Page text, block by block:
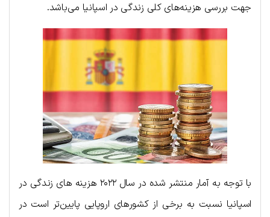
جهت بررسی هزینه‌های کلی زندگی در اسپانیا می‌باشد.
با توجه به آمار منتشر شده در سال ۲۰۲۲ هزینه های زندگی در
اسپانیا نسبت به برخی از کشورهای اروپایی پایین‌تر است در